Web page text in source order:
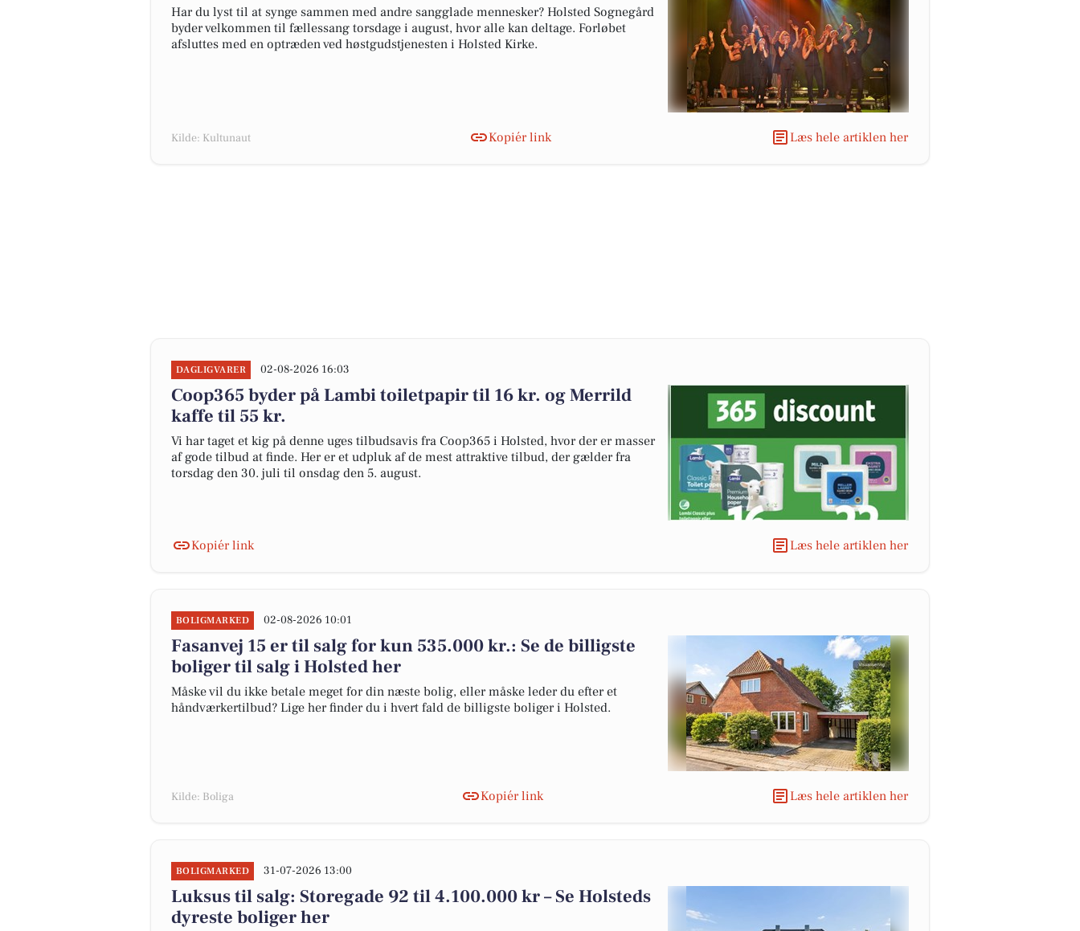
Har du lyst til at synge sammen med andre sangglade mennesker? Holsted Sognegård
byder velkommen til fællessang torsdage i august, hvor alle kan deltage. Forløbet
afsluttes med en optræden ved høstgudstjenesten i Holsted Kirke.
Kilde: Kultunaut Kopiér link Læs hele artiklen her
DAGLIGVARER 02-08-2026 16:03
Coop365 byder på Lambi toiletpapir til 16 kr. og Merrild
kaffe til 55 kr.
Vi har taget et kig på denne uges tilbudsavis fra Coop365 i Holsted, hvor der er masser
af gode tilbud at finde. Her er et udpluk af de mest attraktive tilbud, der gælder fra
torsdag den 30. juli til onsdag den 5. august.
Kopiér link Læs hele artiklen her
BOLIGMARKED 02-08-2026 10:01
Fasanvej 15 er til salg for kun 535.000 kr.: Se de billigste
boliger til salg i Holsted her
Måske vil du ikke betale meget for din næste bolig, eller måske leder du efter et
håndværkertilbud? Lige her finder du i hvert fald de billigste boliger i Holsted.
Kilde: Boliga Kopiér link Læs hele artiklen her
BOLIGMARKED 31-07-2026 13:00
Luksus til salg: Storegade 92 til 4.100.000 kr – Se Holsteds
dyreste boliger her